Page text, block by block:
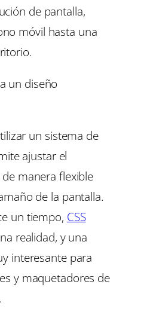
de pantalla,
móvil hasta una
un diseño
un sistema de
ajustar el
manera flexible
de la pantalla.
un tiempo, CSS
realidad, y una
interesante para
y maquetadores de